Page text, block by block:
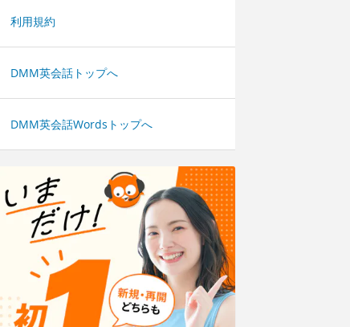
利用規約
DMM英会話トップへ
DMM英会話Wordsトップへ